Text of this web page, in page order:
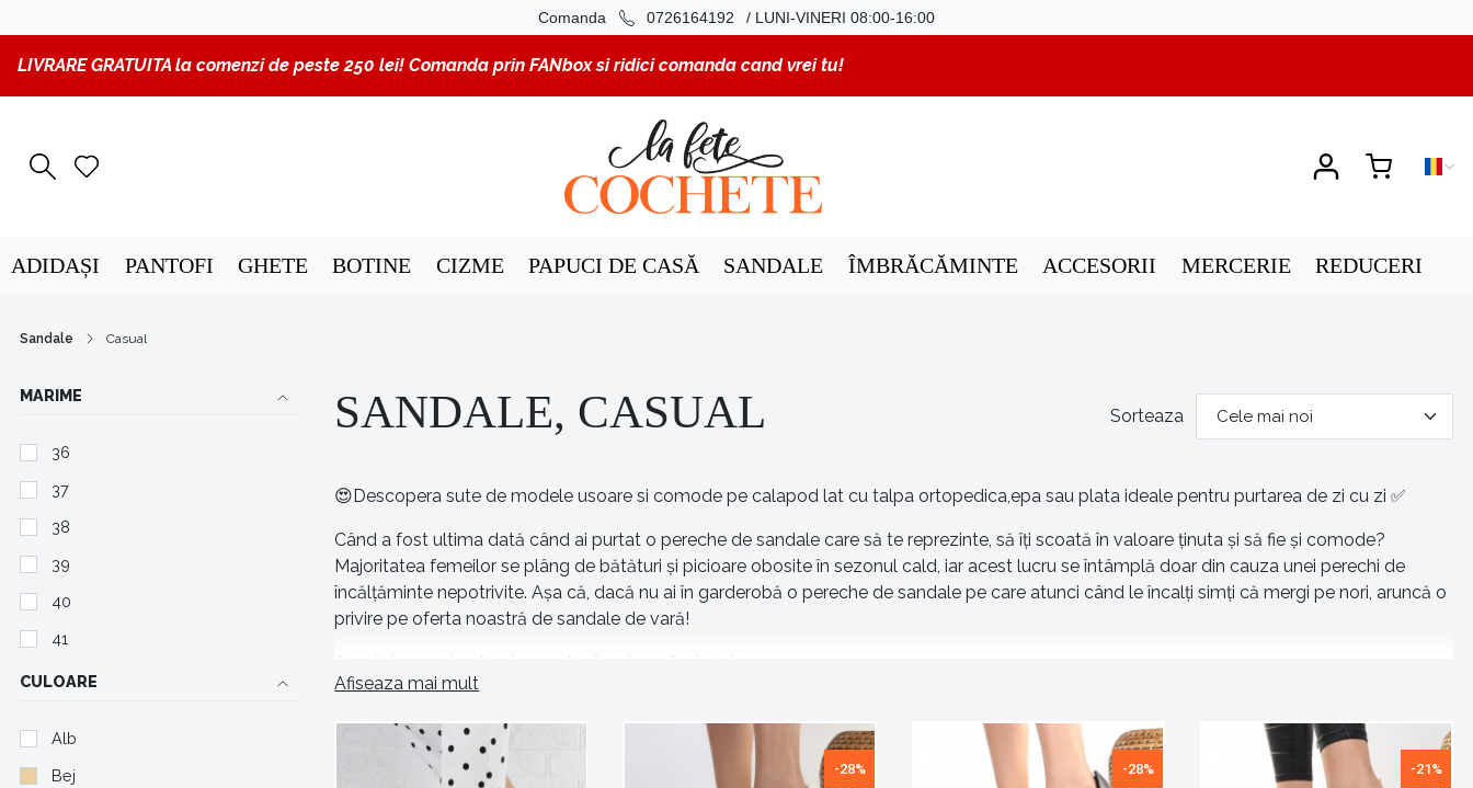
Comanda 0726164192 / LUNI-VINERI 08:00-16:00
LIVRARE GRATUITA la comenzi de peste 250 lei! Comanda prin FANbox si ridici comanda cand vrei tu!
ADIDAȘI PANTOFI GHETE BOTINE CIZME PAPUCI DE CASĂ SANDALE ÎMBRĂCĂMINTE ACCESORII MERCERIE REDUCERI
Sandale Casual
MARIME
36
37
38
39
40
41
CULOARE
Alb
Bej
SANDALE, CASUAL Sorteaza
😍Descopera sute de modele usoare si comode pe calapod lat cu talpa ortopedica,epa sau plata ideale pentru purtarea de zi cu zi ✅
Când a fost ultima dată când ai purtat o pereche de sandale care să te reprezinte, să îți scoată în valoare ținuta și să fie și comode?
Majoritatea femeilor se plâng de bătături și picioare obosite în sezonul cald, iar acest lucru se întâmplă doar din cauza unei perechi de
încălțăminte nepotrivite. Așa că, dacă nu ai în garderobă o pereche de sandale pe care atunci când le încalți simți că mergi pe nori, aruncă o
privire pe oferta noastră de sandale de vară!
evenimente speciale – pe toate le vei găsi în magazinul lafetecochete.ro, la un preț foarte bun! Plasează o comanda acum și descoperă
beneficiile pe care ți le oferim!
Afiseaza mai mult
-28% -28% -21%